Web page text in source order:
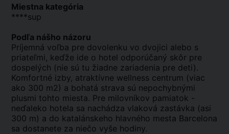
Miestna kategória
****sup
Podľa nášho názoru
Príjemná voľba pre dovolenku vo dvojici alebo s
priateľmi, keďže ide o hotel odporúčaný skôr pre
dospelých (nie sú tu žiadne zariadenia pre deti).
Komfortné izby, atraktívne wellness centrum (viac
ako 300 m2) a bohatá strava sú nepochybnými
plusmi tohto miesta. Pre milovníkov pamiatok -
neďaleko hotela sa nachádza vlaková zastávka (asi
300 m) a do katalánskeho hlavného mesta Barcelona
sa dostanete za niečo vyše hodiny.